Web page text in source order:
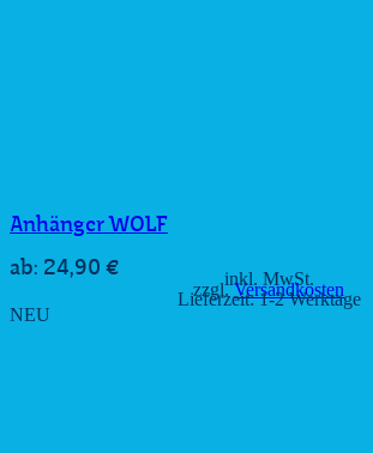
Anhänger WOLF
ab: 24,90 € inkl. MwSt.
zzgl.Versandkosten
Lieferzeit:1-2 Werktage
NEU